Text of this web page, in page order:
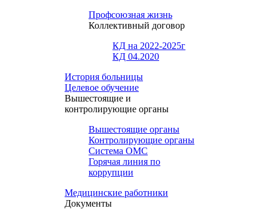
Профсоюзная жизнь
Коллективный договор
КД на 2022-2025г
КД 04.2020
История больницы
Целевое обучение
Вышестоящие и
контролирующие органы
Вышестоящие органы
Контролирующие органы
Система ОМС
Горячая линия по
коррупции
Медицинские работники
Документы